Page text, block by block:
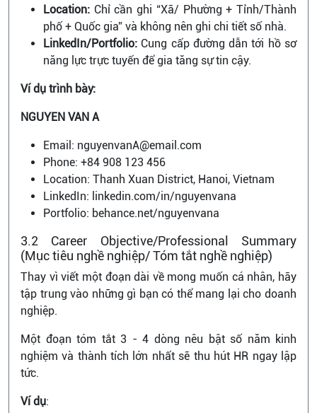
Location: Chỉ cần ghi “Xã/ Phường + Tỉnh/Thành
phố + Quốc gia” và không nên ghi chi tiết số nhà.
LinkedIn/Portfolio: Cung cấp đường dẫn tới hồ sơ
năng lực trực tuyến để gia tăng sự tin cậy.
Ví dụ trình bày:
NGUYEN VAN A
Email: nguyenvanA@email.com
Phone: +84 908 123 456
Location: Thanh Xuan District, Hanoi, Vietnam
LinkedIn: linkedin.com/in/nguyenvana
Portfolio: behance.net/nguyenvana
3.2 Career Objective/Professional Summary
(Mục tiêu nghề nghiệp/ Tóm tắt nghề nghiệp)
Thay vì viết một đoạn dài về mong muốn cá nhân, hãy
tập trung vào những gì bạn có thể mang lại cho doanh
nghiệp.
Một đoạn tóm tắt 3 - 4 dòng nêu bật số năm kinh
nghiệm và thành tích lớn nhất sẽ thu hút HR ngay lập
tức.
Ví dụ: